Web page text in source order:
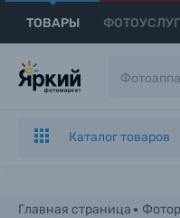
ТОВАРЫ
Каталог товаров
Главная страница